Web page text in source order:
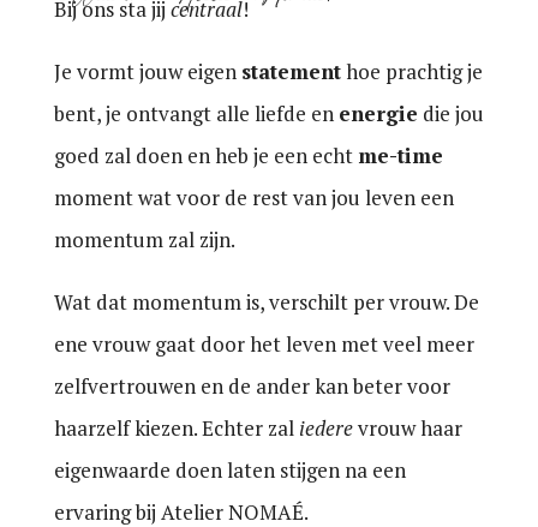
Bij ons sta jij centraal!
Je vormt jouw eigen statementhoe prachtig je
bent, je ontvangt alle liefde en energie die jou
goed zal doen en heb je een echt me-time
moment wat voor de rest van jou leven een
momentum zal zijn.
Wat dat momentum is, verschilt per vrouw. De
ene vrouw gaat door het leven met veel meer
zelfvertrouwen en de ander kan beter voor
haarzelf kiezen. Echter zal iederevrouw haar
eigenwaarde doen laten stijgen na een
ervaring bij Atelier NOMAÉ.